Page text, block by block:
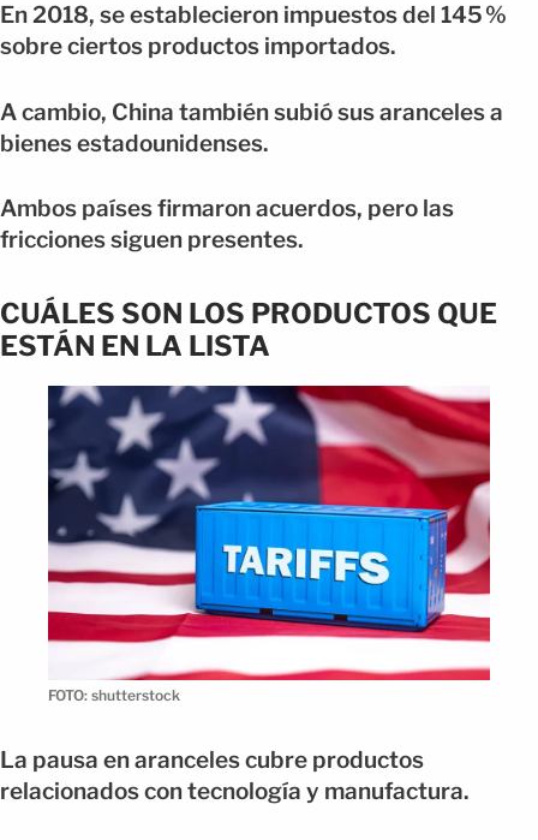
En 2018, se establecieron impuestos del 145 %
sobre ciertos productos importados.
A cambio, China también subió sus aranceles a
bienes estadounidenses.
Ambos países firmaron acuerdos, pero las
fricciones siguen presentes.
CUÁLES SON LOS PRODUCTOS QUE
ESTÁN EN LA LISTA
FOTO: shutterstock
La pausa en aranceles cubre productos
relacionados con tecnología y manufactura.